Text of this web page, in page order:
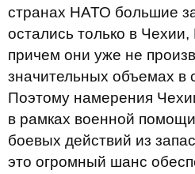
странах НАТО большие
остались только в
причем они уже не
значительных объемах в
Поэтому намерения
в рамках военной
боевых действий из
это огромный шанс